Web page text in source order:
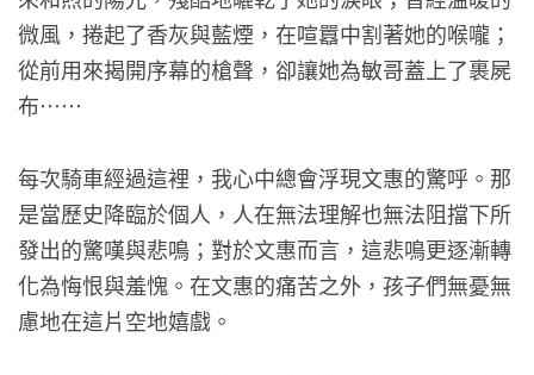
微風，捲起了香灰與藍煙，在喧囂中割著她的喉嚨；
從前用來揭開序幕的槍聲，卻讓她為敏哥蓋上了裹屍
布……
每次騎車經過這裡，我心中總會浮現文惠的驚呼。那
是當歷史降臨於個人，人在無法理解也無法阻擋下所
發出的驚嘆與悲鳴；對於文惠而言，這悲鳴更逐漸轉
化為悔恨與羞愧。在文惠的痛苦之外，孩子們無憂無
慮地在這片空地嬉戲。